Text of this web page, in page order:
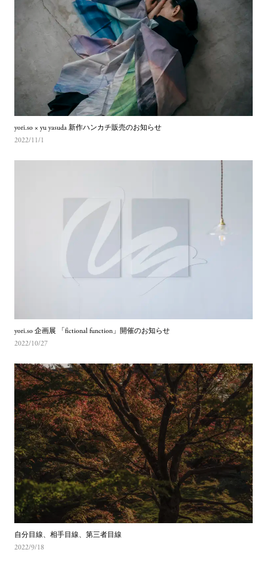
yori.so × yu yasuda 新作ハンカチ販売のお知らせ
2022/11/1
yori.so 企画展 「fictional function」開催のお知らせ
2022/10/27
自分目線、相手目線、第三者目線
2022/9/18